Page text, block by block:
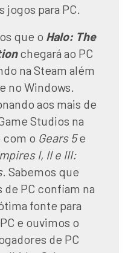
jogos para PC.
que o Halo: The
chegará ao PC
na Steam além
no Windows.
aos mais de
Studios na
com o Gears 5e
I, II e III:
. Sabemos que
PC confiam na
fonte para
e ouvimos o
de PC